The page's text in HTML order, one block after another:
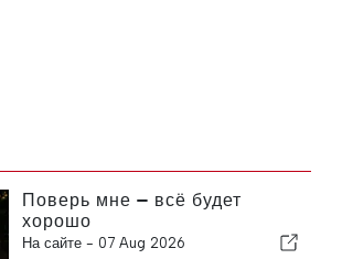
Поверь мне — всё будет
хорошо
На сайте - 07 Aug 2026